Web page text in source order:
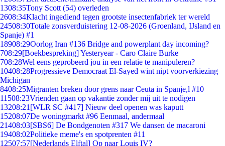
1308:35Tony Scott (54) overleden
2608:34Klacht ingediend tegen grootste insectenfabriek ter wereld
24508:30Totale zonsverduistering 12-08-2026 (Groenland, IJsland en
Spanje) #1
18908:29Oorlog Iran #136 Bridge and powerplant day incoming?
708:29[Boekbespreking] Yesteryear - Caro Claire Burke
708:28Wel eens geprobeerd jou in een relatie te manipuleren?
10408:28Progressieve Democraat El-Sayed wint nipt voorverkiezing
Michigan
8408:25Migranten breken door grens naar Ceuta in Spanje,l #10
11508:23Vrienden gaan op vakantie zonder mij uit te nodigen
13208:21 [WLR SC #417] Nieuw deel openen was kaputt
15208:07De woningmarkt #96 Eenmaal, andermaal
21408:03[SBS6] De Bondgenoten #317 We dansen de macaroni
19408:02Politieke meme's en spotprenten #11
12507:57[Nederlands Elftal] Op naar Louis IV?